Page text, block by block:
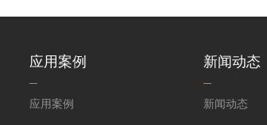
应用案例
应用案例
新闻动态
新闻动态